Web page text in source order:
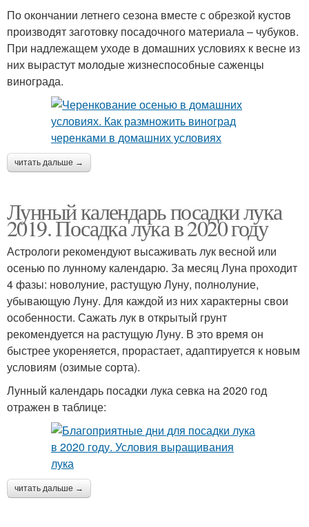
По окончании летнего сезона вместе с обрезкой кустов
производят заготовку посадочного материала – чубуков.
При надлежащем уходе в домашних условиях к весне из
них вырастут молодые жизнеспособные саженцы
винограда.
читать дальше →
Лунный календарь посадки лука
2019. Посадка лука в 2020 году
Астрологи рекомендуют высаживать лук весной или
осенью по лунному календарю. За месяц Луна проходит
4 фазы: новолуние, растущую Луну, полнолуние,
убывающую Луну. Для каждой из них характерны свои
особенности. Сажать лук в открытый грунт
рекомендуется на растущую Луну. В это время он
быстрее укореняется, прорастает, адаптируется к новым
условиям (озимые сорта).
Лунный календарь посадки лука севка на 2020 год
отражен в таблице:
читать дальше →